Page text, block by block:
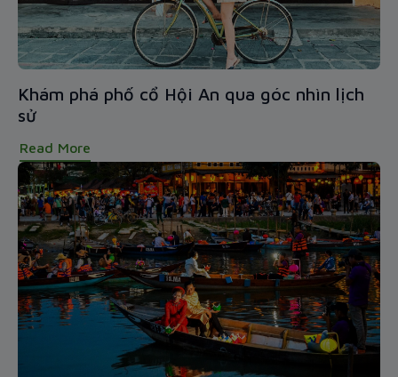
Khám phá phố cổ Hội An qua góc nhìn lịch
sử
Read More